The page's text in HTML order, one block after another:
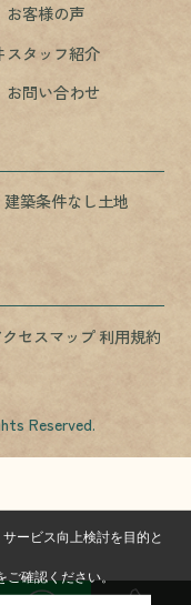
お客様の声
スタッフ紹介
お問い合わせ
建築条件なし土地
クセスマップ利用規約
Reserved.
ービス向上検討を目的と
ご確認ください。